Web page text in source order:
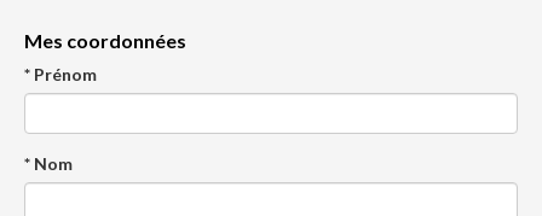
Mes coordonnées
* Prénom
* Nom